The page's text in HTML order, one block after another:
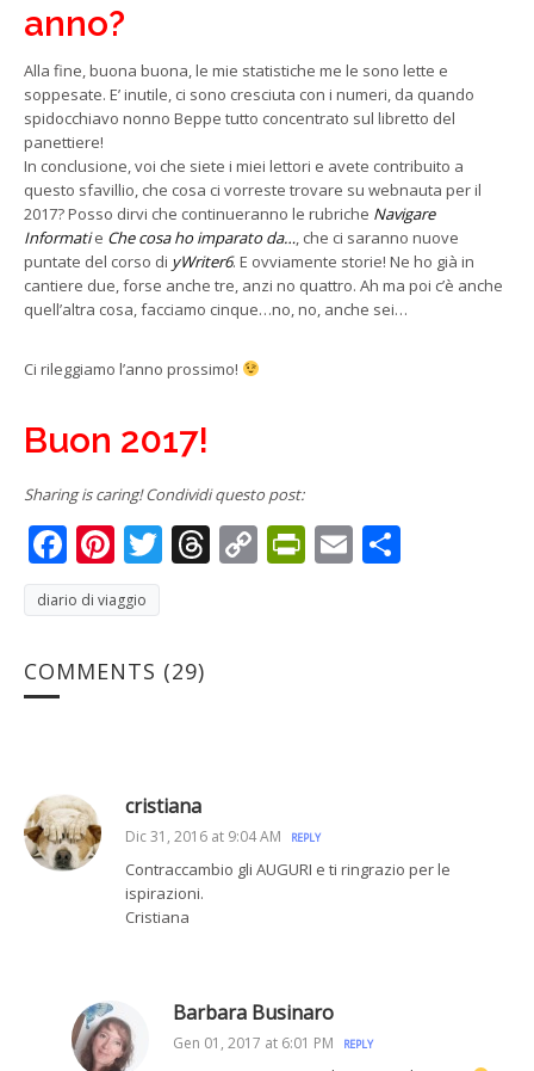
anno?
Alla fine, buona buona, le mie statistiche me le sono lette e
soppesate. E’ inutile, ci sono cresciuta con i numeri, da quando
spidocchiavo nonno Beppe tutto concentrato sul libretto del
panettiere!
In conclusione, voi che siete i miei lettori e avete contribuito a
questo sfavillio, che cosa ci vorreste trovare su webnauta per il
2017? Posso dirvi che continueranno le rubriche Navigare
Informatie Che cosa ho imparato da…, che ci saranno nuove
puntate del corso di yWriter6. E ovviamente storie! Ne ho già in
cantiere due, forse anche tre, anzi no quattro. Ah ma poi c’è anche
quell’altra cosa, facciamo cinque…no, no, anche sei…
Ci rileggiamo l’anno prossimo!
Buon 2017!
Sharing is caring! Condividi questo post:
Facebook
Pinterest
Twitter
Threads
CopyPrintFriendly
Email
diario di viaggio
COMMENTS (29)
cristiana
Dic 31, 2016 at 9:04 AM REPLY
Contraccambio gli AUGURI e ti ringrazio per le
ispirazioni.
Cristiana
Barbara Businaro
Gen 01, 2017 at 6:01 PM REPLY